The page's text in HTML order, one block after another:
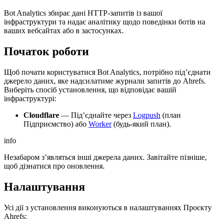
Bot Analytics збирає дані HTTP-запитів із вашої
інфраструктури та надає аналітику щодо поведінки ботів на
ваших вебсайтах або в застосунках.
Початок роботи
Щоб почати користуватися Bot Analytics, потрібно під’єднати
джерело даних, яке надсилатиме журнали запитів до Ahrefs.
Виберіть спосіб установлення, що відповідає вашій
інфраструктурі:
Cloudflare — Під’єднайте через Logpush (план
Підприємство) або Worker(будь-який план).
info
Незабаром з’являться інші джерела даних. Завітайте пізніше,
щоб дізнатися про оновлення.
Налаштування
Усі дії з установлення виконуються в налаштуваннях Проєкту
Ahrefs: